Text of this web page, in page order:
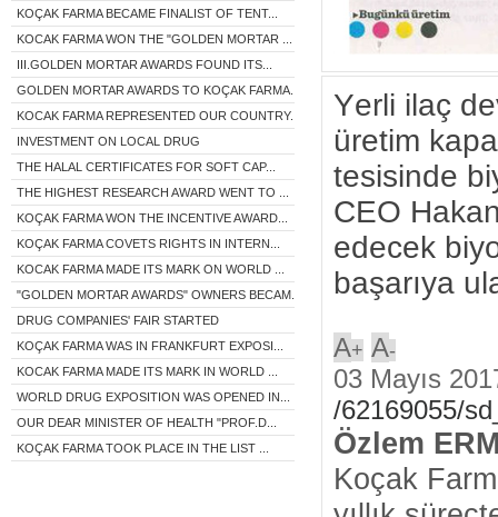
KOÇAK FARMA BECAME FINALIST OF TENT...
KOCAK FARMA WON THE "GOLDEN MORTAR ...
III.GOLDEN MORTAR AWARDS FOUND ITS...
GOLDEN MORTAR AWARDS TO KOÇAK FARMA...
KOCAK FARMA REPRESENTED OUR COUNTRY...
INVESTMENT ON LOCAL DRUG
THE HALAL CERTIFICATES FOR SOFT CAP...
THE HIGHEST RESEARCH AWARD WENT TO ...
KOÇAK FARMA WON THE INCENTIVE AWARD...
KOÇAK FARMA COVETS RIGHTS IN INTERN...
KOCAK FARMA MADE ITS MARK ON WORLD ...
"GOLDEN MORTAR AWARDS" OWNERS BECAM...
DRUG COMPANIES' FAIR STARTED
KOÇAK FARMA WAS IN FRANKFURT EXPOSI...
KOCAK FARMA MADE ITS MARK IN WORLD ...
WORLD DRUG EXPOSITION WAS OPENED IN...
OUR DEAR MINISTER OF HEALTH "PROF.D...
KOÇAK FARMA TOOK PLACE IN THE LIST ...
Yerli ilaç
üretim
tesisinde
CEO
edecek
başarıya
A+ A-
03 Mayıs
/62169055/
Özlem
Koçak